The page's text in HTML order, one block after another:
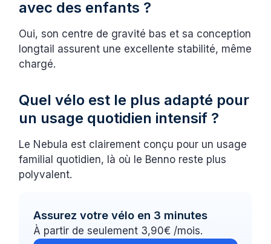
avec des enfants ?
Oui, son centre de gravité bas et sa conception
longtail assurent une excellente stabilité, même
chargé.
Quel vélo est le plus adapté pour
un usage quotidien intensif ?
Le Nebula est clairement conçu pour un usage
familial quotidien, là où le Benno reste plus
polyvalent.
Assurez votre vélo en 3 minutes
À partir de seulement 3,90€ /mois.